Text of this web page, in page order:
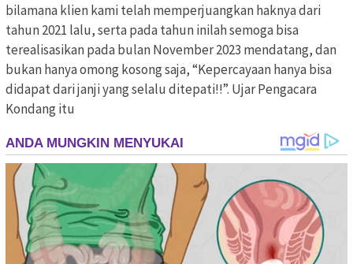
bilamana klien kami telah memperjuangkan haknya dari
tahun 2021 lalu, serta pada tahun inilah semoga bisa
terealisasikan pada bulan November 2023 mendatang, dan
bukan hanya omong kosong saja, “Kepercayaan hanya bisa
didapat dari janji yang selalu ditepati!!”. Ujar Pengacara
Kondang itu